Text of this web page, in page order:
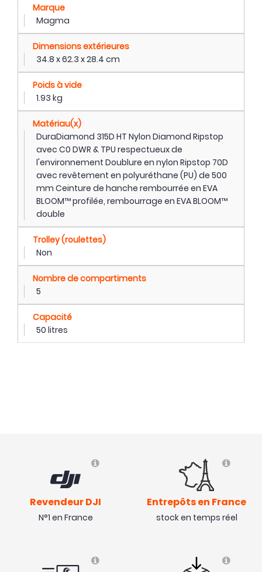
Marque
Magma
Dimensions extérieures
34.8 x 62.3 x 28.4 cm
Poids à vide
1.93 kg
Matériau(x)
DuraDiamond 315D HT Nylon Diamond Ripstop
avec C0 DWR & TPU respectueux de
l'environnement Doublure en nylon Ripstop 70D
avec revêtement en polyuréthane (PU) de 500
mm Ceinture de hanche rembourrée en EVA
BLOOM™ profilée, rembourrage en EVA BLOOM™
double
Trolley (roulettes)
Non
Nombre de compartiments
5
Capacité
50 litres
Revendeur DJI
N°1 en France
Entrepôts en France
stock en temps réel